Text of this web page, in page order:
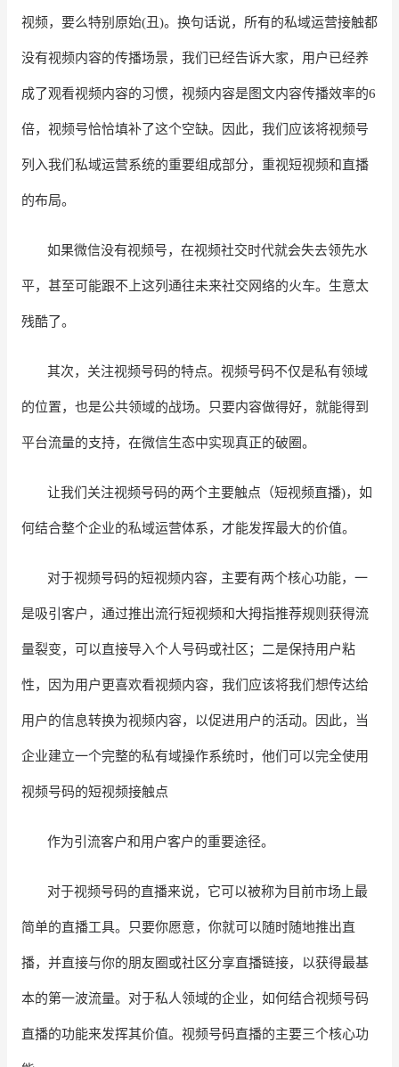
视频，要么特别原始(丑)。换句话说，所有的私域运营接触都
没有视频内容的传播场景，我们已经告诉大家，用户已经养
成了观看视频内容的习惯，视频内容是图文内容传播效率的6
倍，视频号恰恰填补了这个空缺。因此，我们应该将视频号
列入我们私域运营系统的重要组成部分，重视短视频和直播
的布局。
如果微信没有视频号，在视频社交时代就会失去领先水
平，甚至可能跟不上这列通往未来社交网络的火车。生意太
残酷了。
其次，关注视频号码的特点。视频号码不仅是私有领域
的位置，也是公共领域的战场。只要内容做得好，就能得到
平台流量的支持，在微信生态中实现真正的破圈。
让我们关注视频号码的两个主要触点（短视频直播)，如
何结合整个企业的私域运营体系，才能发挥最大的价值。
对于视频号码的短视频内容，主要有两个核心功能，一
是吸引客户，通过推出流行短视频和大拇指推荐规则获得流
量裂变，可以直接导入个人号码或社区；二是保持用户粘
性，因为用户更喜欢看视频内容，我们应该将我们想传达给
用户的信息转换为视频内容，以促进用户的活动。因此，当
企业建立一个完整的私有域操作系统时，他们可以完全使用
视频号码的短视频接触点
作为引流客户和用户客户的重要途径。
对于视频号码的直播来说，它可以被称为目前市场上最
简单的直播工具。只要你愿意，你就可以随时随地推出直
播，并直接与你的朋友圈或社区分享直播链接，以获得最基
本的第一波流量。对于私人领域的企业，如何结合视频号码
直播的功能来发挥其价值。视频号码直播的主要三个核心功